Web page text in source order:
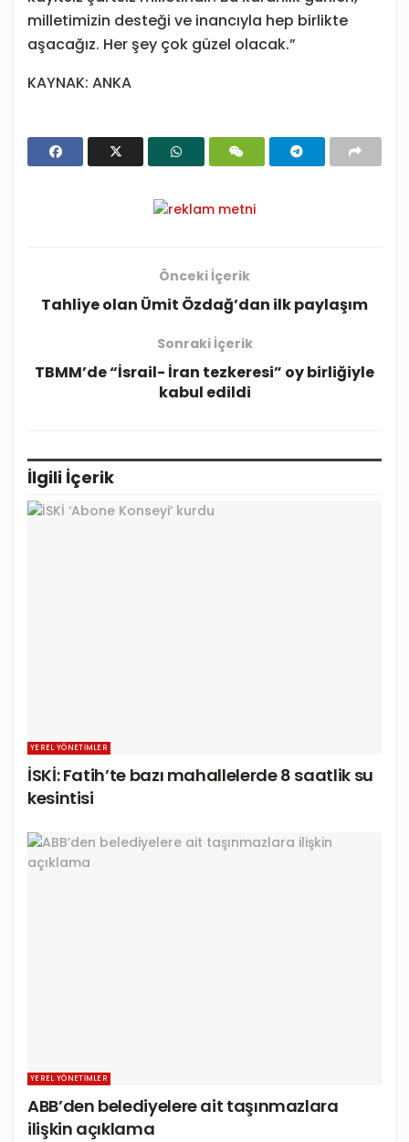
milletimizin desteği ve inancıyla hep birlikte
aşacağız. Her şey çok güzel olacak.”
KAYNAK: ANKA
Önceki İçerik
Tahliye olan Ümit Özdağ’dan ilk paylaşım
Sonraki İçerik
TBMM’de “İsrail- İran tezkeresi” oy birliğiyle
kabul edildi
İlgili İçerik
YEREL YÖNETIMLER
İSKİ: Fatih’te bazı mahallelerde 8 saatlik su
kesintisi
YEREL YÖNETIMLER
ABB’den belediyelere ait taşınmazlara
ilişkin açıklama